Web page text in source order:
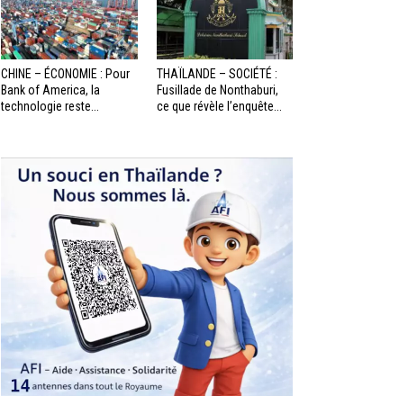
CHINE – ÉCONOMIE : Pour
Bank of America, la
technologie reste...
THAÏLANDE – SOCIÉTÉ :
Fusillade de Nonthaburi,
ce que révèle l’enquête...